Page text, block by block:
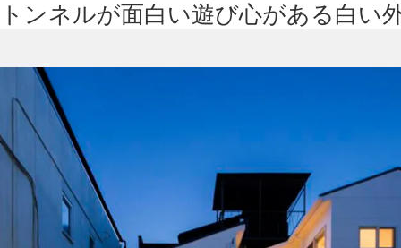
トンネルが面白い遊び心がある白い